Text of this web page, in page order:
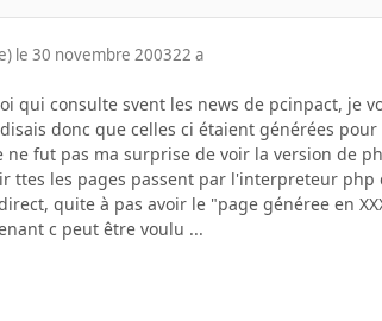
le 30 novembre 200322 a
qui consulte svent les news de pcinpact, je
donc que celles ci étaient générées
ne fut pas ma surprise de voir la version de
ttes les pages passent par l'interpreteur
quite à pas avoir le "page généree en
c peut être voulu ...